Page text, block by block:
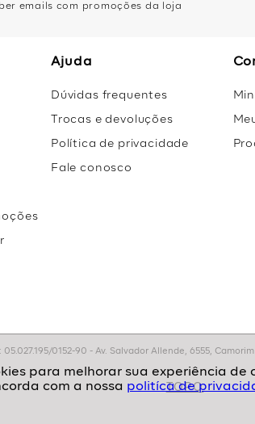
politíca de
emails com promoções da loja
Ajuda
Dúvidas frequentes
Trocas e devoluções
Política de privacidade
Fale conosco
0152-90 - Av. Salvador Allende, 6555,
TOPO